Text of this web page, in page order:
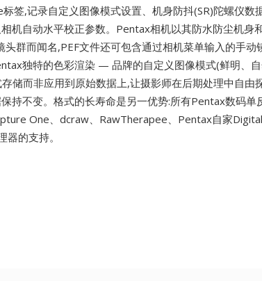
签,记录自定义图像模式设置、机身防抖(SR)陀螺仪数
机自动水平校正参数。Pentax相机以其防水防尘机身
群而闻名,PEF文件还可包含通过相机菜单输入的手动
独特的色彩渲染 — 品牌的自定义图像模式(鲜明、
储而非应用到原始数据上,让摄影师在后期处理中自由
持不变。格式的长寿命是另一优势:所有Pentax数码单
One、dcraw、RawTherapee、Pentax自家
的支持。